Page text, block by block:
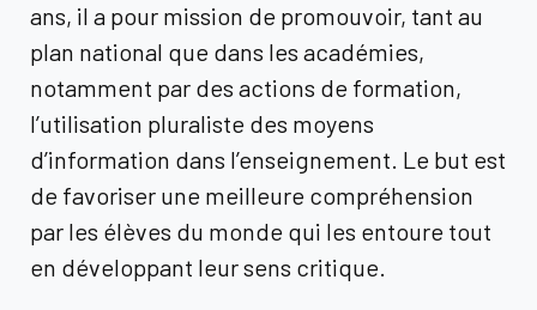
ans, il a pour mission de promouvoir, tant au
plan national que dans les académies,
notamment par des actions de formation,
l’utilisation pluraliste des moyens
d’information dans l’enseignement. Le but est
de favoriser une meilleure compréhension
par les élèves du monde qui les entoure tout
en développant leur sens critique.